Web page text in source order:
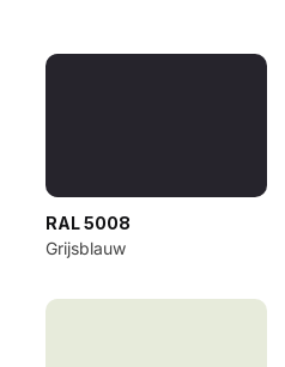
RAL 5008
Grijsblauw